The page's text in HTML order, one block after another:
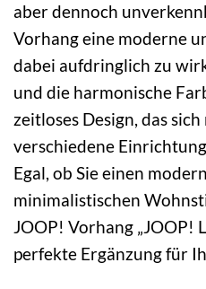
aber dennoch
Vorhang eine moderne
dabei aufdringlich zu
und die harmonische
zeitloses Design, das
verschiedene
Egal, ob Sie einen
minimalistischen
JOOP! Vorhang „JOOP!
perfekte Ergänzung für